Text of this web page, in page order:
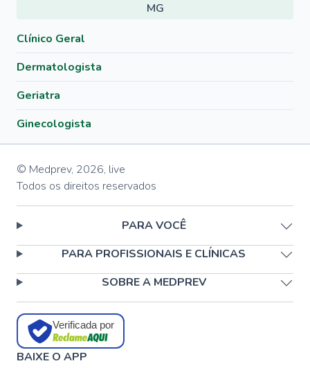
MG
Clínico Geral
Dermatologista
Geriatra
Ginecologista
© Medprev, 2026, live
Todos os direitos reservados
PARA VOCÊ
PARA PROFISSIONAIS E CLÍNICAS
SOBRE A MEDPREV
Verificada por
BAIXE O APP